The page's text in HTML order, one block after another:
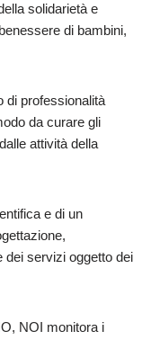
solidarietà e
di bambini,
di professionalità
da curare gli
attività della
e di un
dei servizi oggetto dei
NOI monitora i